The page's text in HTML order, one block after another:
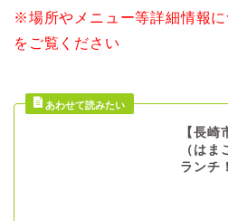
※場所やメニュー等詳細情報
をご覧ください
【長
（は
ランチ！